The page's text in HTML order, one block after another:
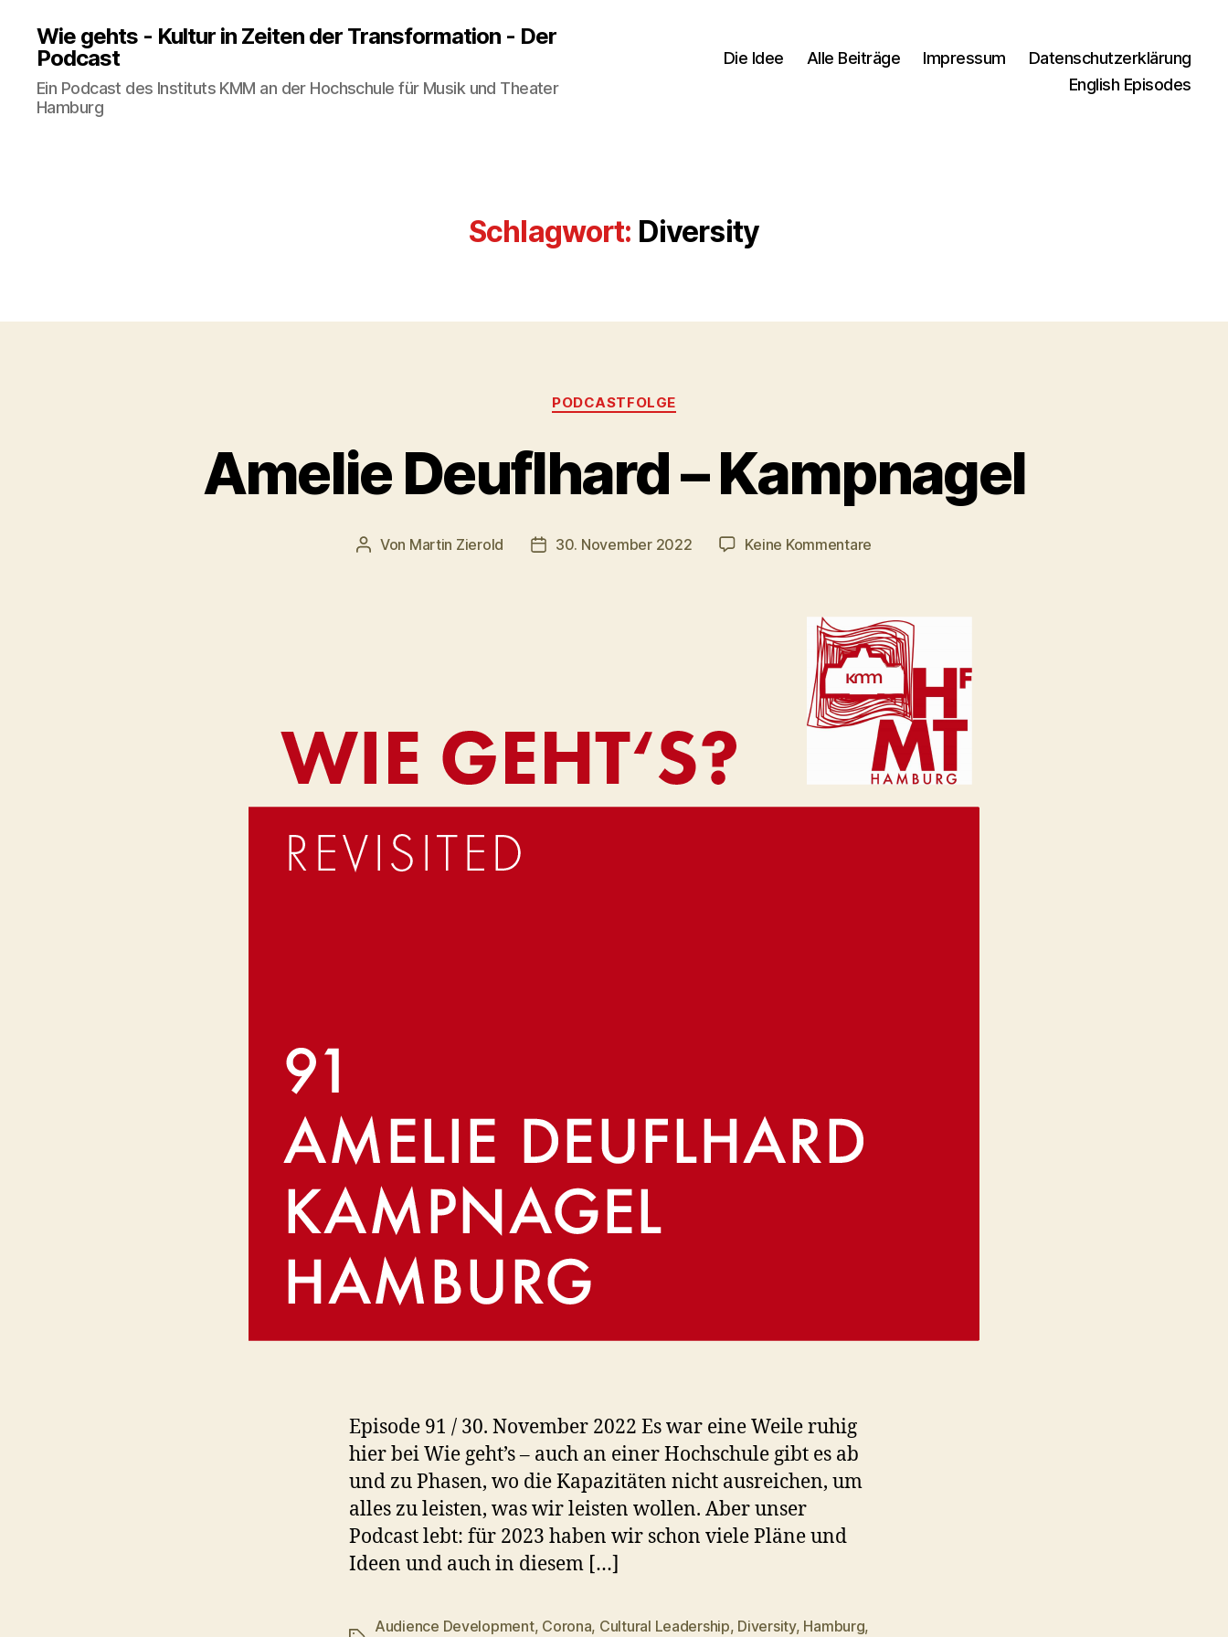
Wie gehts - Kultur in Zeiten der Transformation - Der
Podcast
Ein Podcast des Instituts KMM an der Hochschule für Musik und Theater
Hamburg
Die Idee Alle Beiträge Impressum
Datenschutzerklärung
English Episodes
Schlagwort: Diversity
Kategorien
PODCASTFOLGE
Amelie Deuflhard – Kampnagel
Beitragsautor
Von Martin Zierold Veröffentlichungsdatum
30. November 2022 Keine Kommentare
Kampnagel
Episode 91 / 30. November 2022 Es war eine Weile ruhig
hier bei Wie geht’s – auch an einer Hochschule gibt es ab
und zu Phasen, wo die Kapazitäten nicht ausreichen, um
alles zu leisten, was wir leisten wollen. Aber unser
Podcast lebt: für 2023 haben wir schon viele Pläne und
Ideen und auch in diesem […]
Audience Development, Corona, Cultural Leadership, Diversity, Hamburg,